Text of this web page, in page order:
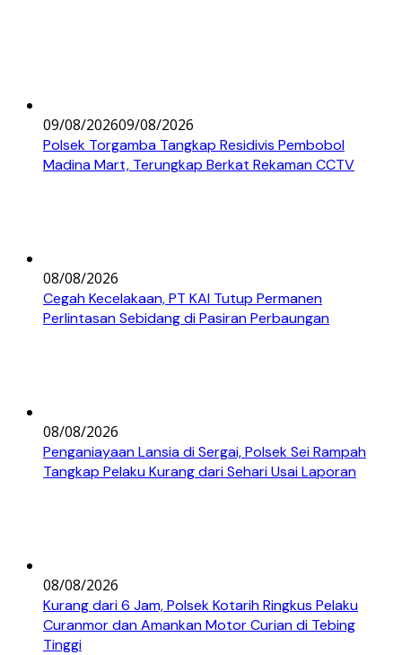
09/08/202609/08/2026
Polsek Torgamba Tangkap Residivis Pembobol
Madina Mart, Terungkap Berkat Rekaman CCTV
08/08/2026
Cegah Kecelakaan, PT KAI Tutup Permanen
Perlintasan Sebidang di Pasiran Perbaungan
08/08/2026
Penganiayaan Lansia di Sergai, Polsek Sei Rampah
Tangkap Pelaku Kurang dari Sehari Usai Laporan
08/08/2026
Kurang dari 6 Jam, Polsek Kotarih Ringkus Pelaku
Curanmor dan Amankan Motor Curian di Tebing
Tinggi